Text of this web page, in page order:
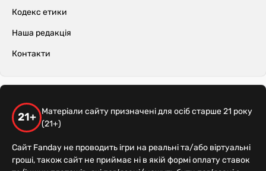
Кодекс етики
Наша редакція
Контакти
21+
Матеріали сайту призначені для осіб старше 21 року
(21+)
Сайт Fanday не проводить ігри на реальні та/або віртуальні
гроші, також сайт не приймає ні в якій формі оплату ставок